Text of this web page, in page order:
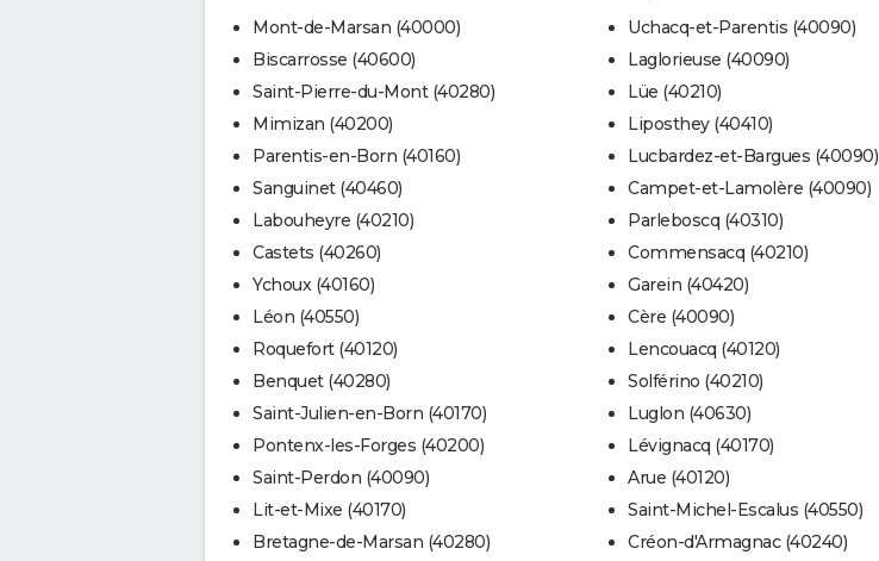
Mont-de-Marsan (40000)
Biscarrosse (40600)
Saint-Pierre-du-Mont (40280)
Mimizan (40200)
Parentis-en-Born (40160)
Sanguinet (40460)
Labouheyre (40210)
Castets (40260)
Ychoux (40160)
Léon (40550)
Roquefort (40120)
Benquet (40280)
Saint-Julien-en-Born (40170)
Pontenx-les-Forges (40200)
Saint-Perdon (40090)
Lit-et-Mixe (40170)
Bretagne-de-Marsan (40280)
Uchacq-et-Parentis (40090)
Laglorieuse (40090)
Lüe (40210)
Liposthey (40410)
Lucbardez-et-Bargues (40090)
Campet-et-Lamolère (40090)
Parleboscq (40310)
Commensacq (40210)
Garein (40420)
Cère (40090)
Lencouacq (40120)
Solférino (40210)
Luglon (40630)
Lévignacq (40170)
Arue (40120)
Saint-Michel-Escalus (40550)
Créon-d'Armagnac (40240)